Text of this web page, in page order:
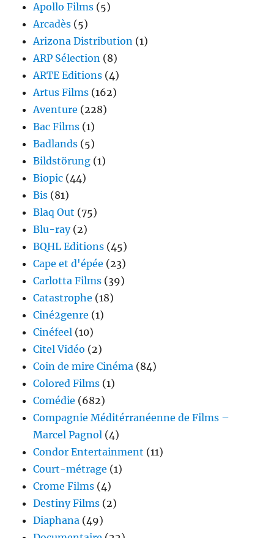
Apollo Films (5)
Arcadès (5)
Arizona Distribution (1)
ARP Sélection (8)
ARTE Editions (4)
Artus Films (162)
Aventure (228)
Bac Films (1)
Badlands (5)
Bildstörung (1)
Biopic (44)
Bis (81)
Blaq Out (75)
Blu-ray(2)
BQHL Editions (45)
Cape et d'épée (23)
Carlotta Films (39)
Catastrophe (18)
Ciné2genre (1)
Cinéfeel (10)
Citel Vidéo (2)
Coin de mire Cinéma (84)
Colored Films (1)
Comédie (682)
Compagnie Méditérranéenne de Films –
Marcel Pagnol (4)
Condor Entertainment (11)
Court-métrage (1)
Crome Films (4)
Destiny Films (2)
Diaphana (49)